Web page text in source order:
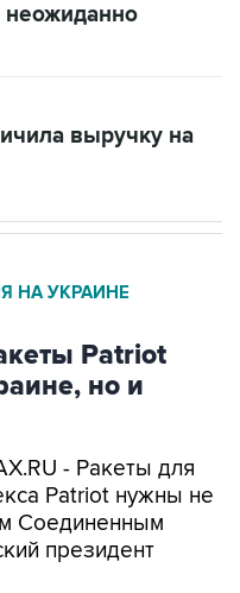
неожиданно
выручку на
НА УКРАИНЕ
Patriot
но и
- Ракеты для
Patriot нужны не
Соединенным
президент